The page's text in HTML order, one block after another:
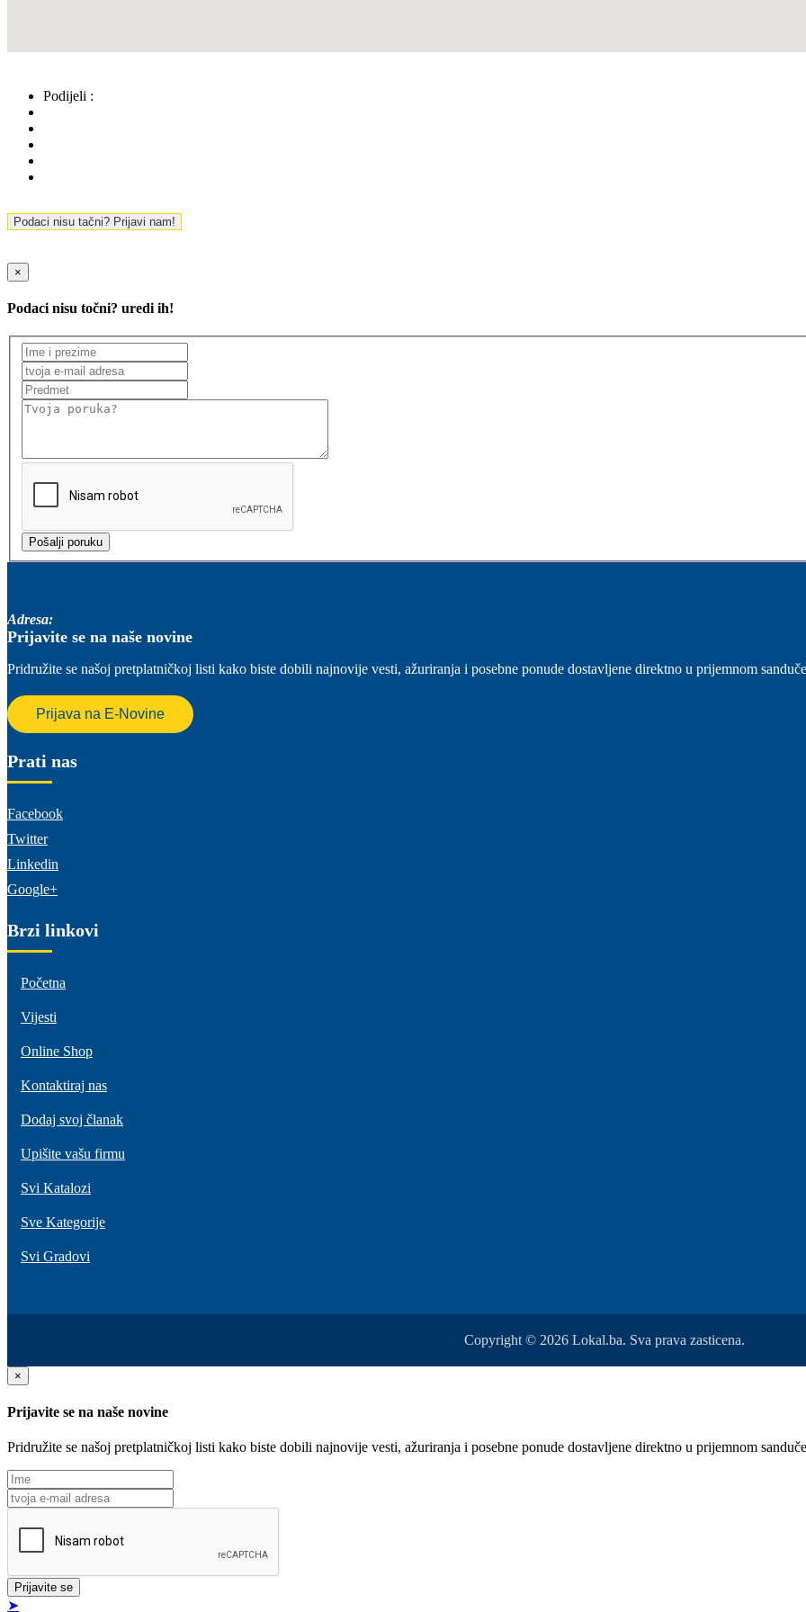
Podijeli :
Podaci nisu tačni? Prijavi nam!
×
Podaci nisu točni? uredi ih!
Adresa:
Prijavite se na naše novine
Pridružite se našoj pretplatničkoj listi kako biste dobili najnovije vesti, ažuriranja i posebne ponude dostavljene direktno u prijemnom
Prijava na E-Novine
Prati nas
Facebook
Twitter
Linkedin
Google+
Brzi linkovi
Početna
Vijesti
Online Shop
Kontaktiraj nas
Dodaj svoj članak
Upišite vašu firmu
Svi Katalozi
Sve Kategorije
Svi Gradovi
Copyright © 2026 Lokal.ba. Sva prava zasticena.
×
Prijavite se na naše novine
Pridružite se našoj pretplatničkoj listi kako biste dobili najnovije vesti, ažuriranja i posebne ponude dostavljene direktno u prijemnom
Prijavite se
➤